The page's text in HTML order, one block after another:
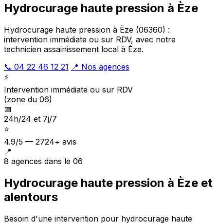
Hydrocurage haute pression à Èze
Hydrocurage haute pression à Èze (06360) :
intervention immédiate ou sur RDV, avec notre
technicien assainissement local à Èze.
📞 04 22 46 12 21 📍 Nos agences
⚡
Intervention immédiate ou sur RDV
(zone du 06)
📅
24h/24 et 7j/7
⭐
4.9/5 — 2724+ avis
📍
8 agences dans le 06
Hydrocurage haute pression à Èze et
alentours
Besoin d'une intervention pour hydrocurage haute